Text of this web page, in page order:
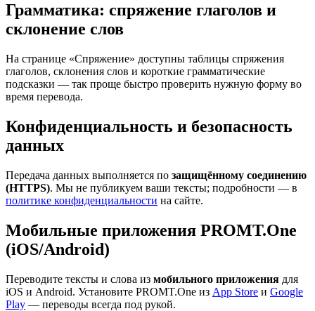
Грамматика: спряжение глаголов и
склонение слов
На странице «Спряжение» доступны таблицы спряжения
глаголов, склонения слов и короткие грамматические
подсказки — так проще быстро проверить нужную форму во
время перевода.
Конфиденциальность и безопасность
данных
Передача данных выполняется по защищённому соединению
(HTTPS). Мы не публикуем ваши тексты; подробности — в
политике конфиденциальности на сайте.
Мобильные приложения PROMT.One
(iOS/Android)
Переводите тексты и слова из мобильного приложения для
iOS и Android. Установите PROMT.One из App Store и Google
Play — переводы всегда под рукой.